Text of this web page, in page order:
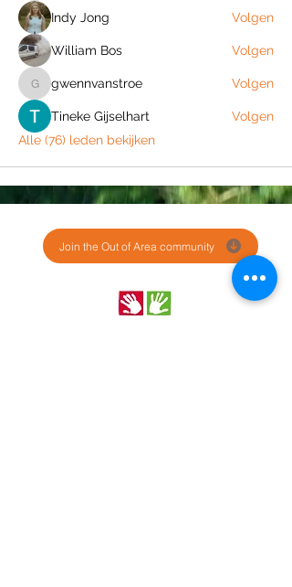
Indy Jong Volgen
William Bos Volgen
gwennvanstroe
gwennvanstroe Volgen
Tineke Gijselhart
Volgen
Alle (76) leden bekijken
Join the Out of Area community